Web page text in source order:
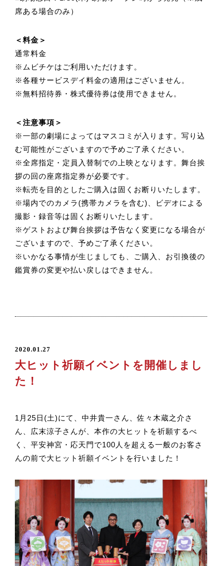
席ある場合のみ）
＜料金＞
通常料金
※ムビチケはご利用いただけます。
※各種サービスデイ料金の適用はございません。
※無料招待券・株式優待券は使用できません。
＜注意事項＞
※一部の劇場によってはマスコミが入ります。写り込
む可能性がございますので予めご了承ください。
※全席指定・定員入替制での上映となります。舞台挨
拶の回の座席指定券が必要です。
※転売を目的としたご購入は固くお断りいたします。
※場内でのカメラ(携帯カメラを含む)、ビデオによる
撮影・録音等は固くお断りいたします。
※ゲストおよび舞台挨拶は予告なく変更になる場合が
ございますので、予めご了承ください。
※いかなる事情が生じましても、ご購入、お引換後の
鑑賞券の変更や払い戻しはできません。
2020.01.27
大ヒット祈願イベントを開催しまし
た！
1月25日(土)にて、中井貴一さん、佐々木蔵之介さ
ん、広末涼子さんが、本作の大ヒットを祈願するべ
く、平安神宮・応天門で100人を超える一般のお客さ
んの前で大ヒット祈願イベントを行いました！